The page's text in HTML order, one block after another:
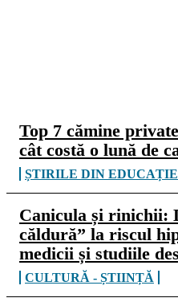
Top 7 cămine
cât costă o lună de
ȘTIRILE DIN EDUCAȚIE
Canicula și rinichii:
căldură” la riscul
medicii și studiile
CULTURĂ - ȘTIINȚĂ